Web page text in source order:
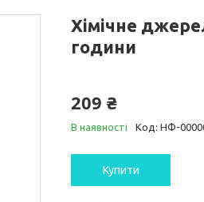
Хімічне
години
209 ₴
В наявності Код: НФ-
Купити